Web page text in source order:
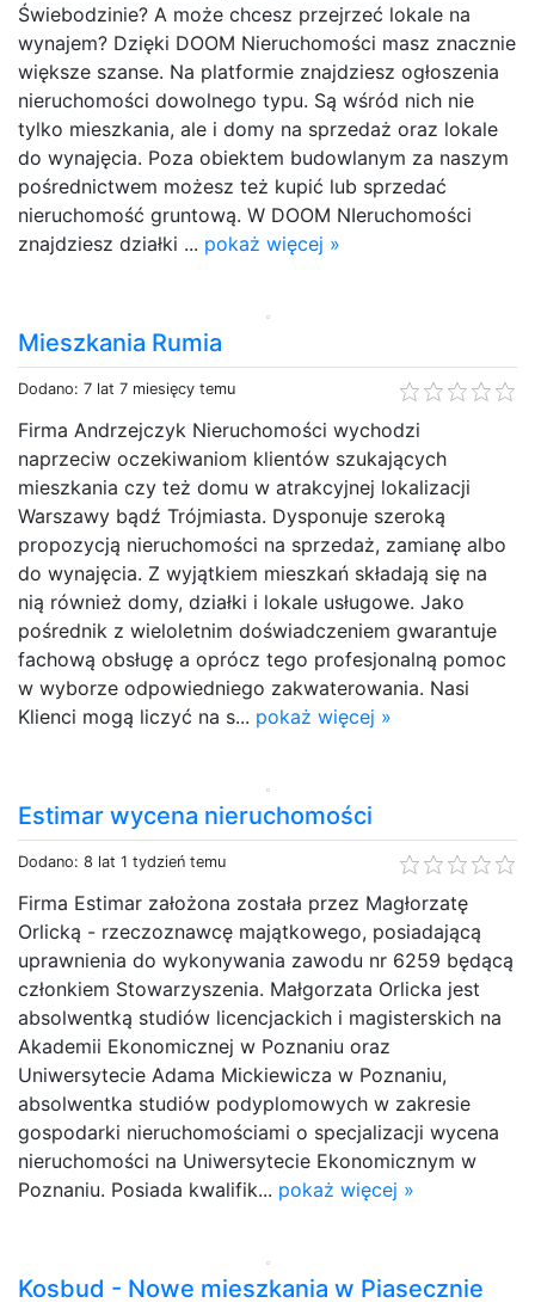
Świebodzinie? A może chcesz przejrzeć lokale na
wynajem? Dzięki DOOM Nieruchomości masz znacznie
większe szanse. Na platformie znajdziesz ogłoszenia
nieruchomości dowolnego typu. Są wśród nich nie
tylko mieszkania, ale i domy na sprzedaż oraz lokale
do wynajęcia. Poza obiektem budowlanym za naszym
pośrednictwem możesz też kupić lub sprzedać
nieruchomość gruntową. W DOOM NIeruchomości
znajdziesz działki ... pokaż więcej »
Mieszkania Rumia
Dodano: 7 lat 7 miesięcy temu
Firma Andrzejczyk Nieruchomości wychodzi
naprzeciw oczekiwaniom klientów szukających
mieszkania czy też domu w atrakcyjnej lokalizacji
Warszawy bądź Trójmiasta. Dysponuje szeroką
propozycją nieruchomości na sprzedaż, zamianę albo
do wynajęcia. Z wyjątkiem mieszkań składają się na
nią również domy, działki i lokale usługowe. Jako
pośrednik z wieloletnim doświadczeniem gwarantuje
fachową obsługę a oprócz tego profesjonalną pomoc
w wyborze odpowiedniego zakwaterowania. Nasi
Klienci mogą liczyć na s... pokaż więcej »
Estimar wycena nieruchomości
Dodano: 8 lat 1 tydzień temu
Firma Estimar założona została przez Magłorzatę
Orlicką - rzeczoznawcę majątkowego, posiadającą
uprawnienia do wykonywania zawodu nr 6259 będącą
członkiem Stowarzyszenia. Małgorzata Orlicka jest
absolwentką studiów licencjackich i magisterskich na
Akademii Ekonomicznej w Poznaniu oraz
Uniwersytecie Adama Mickiewicza w Poznaniu,
absolwentka studiów podyplomowych w zakresie
gospodarki nieruchomościami o specjalizacji wycena
nieruchomości na Uniwersytecie Ekonomicznym w
Poznaniu. Posiada kwalifik... pokaż więcej »
Kosbud - Nowe mieszkania w Piasecznie